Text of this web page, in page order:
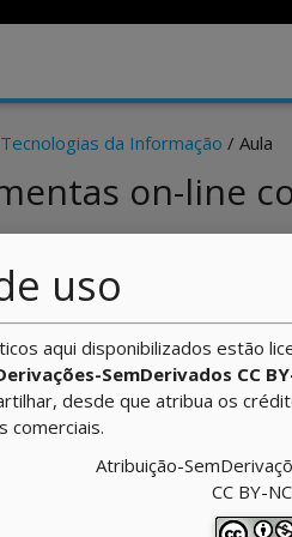
uso
aqui disponibilizados estão
SemDerivados CC
desde que atribua os
comerciais.
Atribuição-
CC BY-
da Informação / Aula
on-line
a metade desta disciplina!
Aprendendo bastante? Está
as atividades virtuais e
(EaD) sua
autonomiaé
troque ideias com seus colegas.